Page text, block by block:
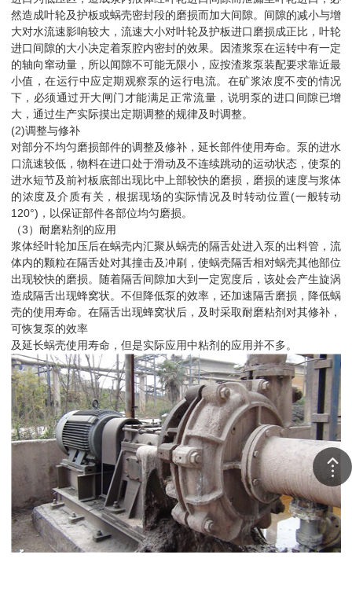
然造成叶轮及护板或蜗壳密封段的磨损而加大间隙。间隙的减小与增
大对水流速影响较大，流速大小对叶轮及护板进口磨损成正比，叶轮
进口间隙的大小决定着泵腔内密封的效果。因渣浆泵在运转中有一定
的轴向窜动量，所以闻隙不可能无限小，应按渣浆泵装配要求靠近最
小值，在运行中应定期观察泵的运行电流。在矿浆浓度不变的情况
下，必须通过开大闸门才能满足正常流量，说明泵的进口间隙已增
大，通过生产实际摸出定期调整的规律及时调整。
(2)调整与修补
对部分不均匀磨损部件的调整及修补，延长部件使用寿命。泵的进水
口流速较低，物料在进口处于滑动及不连续跳动的运动状态，使泵的
进水短节及前衬板底部出现比中上部较快的磨损，磨损的速度与浆体
的浓度及介质有关，根据现场的实际情况及时转动位置(一般转动
120°)，以保证部件各部位均匀磨损。
（3）耐磨粘剂的应用
浆体经叶轮加压后在蜗壳内汇聚从蜗壳的隔舌处进入泵的出料管，流
体内的颗粒在隔舌处对其撞击及冲刷，使蜗壳隔舌相对蜗壳其他部位
出现较快的磨损。随着隔舌间隙加大到一定宽度后，该处会产生旋涡
造成隔舌出现蜂窝状。不但降低泵的效率，还加速隔舌磨损，降低蜗
壳的使用寿命。在隔舌出现蜂窝状后，及时采取耐磨粘剂对其修补，
可恢复泵的效率
及延长蜗壳使用寿命，但是实际应用中粘剂的应用并不多。